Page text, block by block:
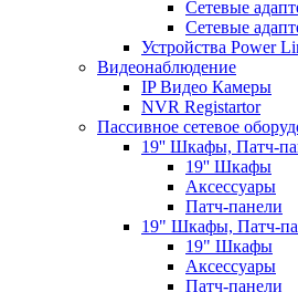
Сетевые
Сетевые
Устройства Power
Видеонаблюдение
IP Видео Камеры
NVR Registartor
Пассивное сетевое
19'' Шкафы, Патч-
19'' Шкафы
Аксессуары
Патч-панели
19" Шкафы, Патч-
19" Шкафы
Аксессуары
Патч-панели